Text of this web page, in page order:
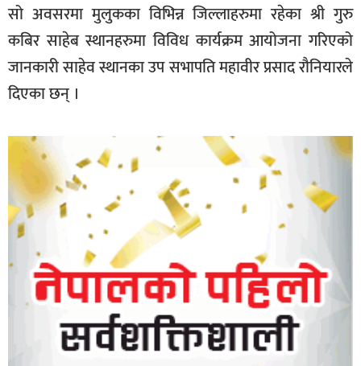
सो अवसरमा मुलुकका विभिन्न जिल्लाहरुमा रहेका श्री गुरु
कबिर साहेब स्थानहरुमा विविध कार्यक्रम आयोजना गरिएको
जानकारी साहेव स्थानका उप सभापति महावीर प्रसाद रौनियारले
दिएका छन् ।